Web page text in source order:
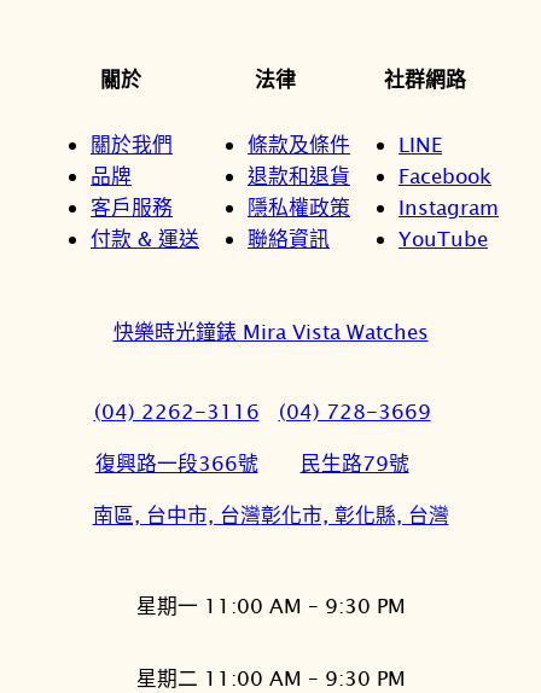
關於
關於我們
品牌
客戶服務
付款 & 運送
法律
條款及條件
退款和退貨
隱私權政策
聯絡資訊
社群網路
LINE
Facebook
Instagram
YouTube
快樂時光鐘錶 Mira Vista Watches
(04) 2262-3116
復興路一段366號
南區, 台中市, 台灣
(04) 728-3669
民生路79號
彰化市, 彰化縣, 台灣
星期一 11:00 AM – 9:30 PM
星期二 11:00 AM – 9:30 PM